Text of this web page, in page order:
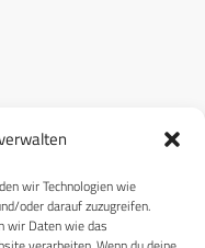
wir Technologien wie
oder darauf zuzugreifen.
wir Daten wie das